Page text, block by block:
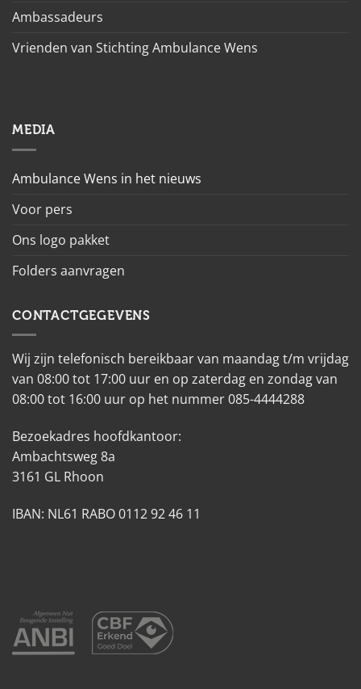
Ambassadeurs
Vrienden van Stichting Ambulance Wens
MEDIA
Ambulance Wens in het nieuws
Voor pers
Ons logo pakket
Folders aanvragen
CONTACTGEGEVENS
Wij zijn telefonisch bereikbaar van maandag t/m vrijdag
van 08:00 tot 17:00 uur en op zaterdag en zondag van
08:00 tot 16:00 uur op het nummer 085-4444288
Bezoekadres hoofdkantoor:
Ambachtsweg 8a
3161 GL Rhoon
IBAN: NL61 RABO 0112 92 46 11